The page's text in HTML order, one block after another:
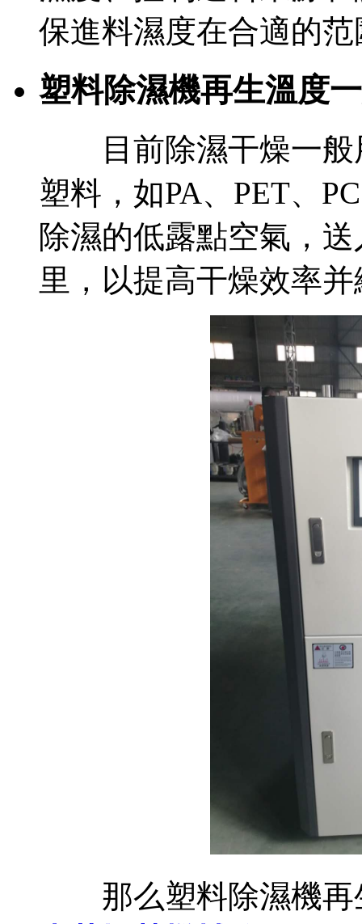
保進料濕度在合適的
塑料除濕機再生溫度
目前除濕干燥一般
塑料，如PA、PET、
除濕的低露點空氣，
里，以提高干燥效率
那么塑料除濕機再